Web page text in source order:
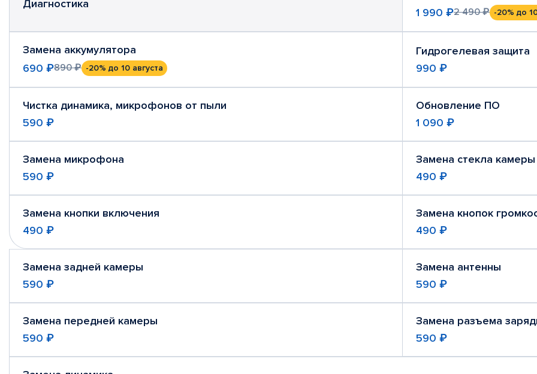
Диагностика
1 990 ₽2 490 ₽ -20% до
Замена аккумулятора
690 ₽890 ₽ -20% до 10 августа
Гидрогелевая защита
990 ₽
Чистка динамика, микрофонов от пыли
590 ₽
Обновление ПО
1 090 ₽
Замена микрофона
590 ₽
Замена стекла камеры
490 ₽
Замена кнопки включения
490 ₽
Замена кнопок
490 ₽
Замена задней камеры
590 ₽
Замена антенны
590 ₽
Замена передней камеры
590 ₽
Замена разъема
590 ₽